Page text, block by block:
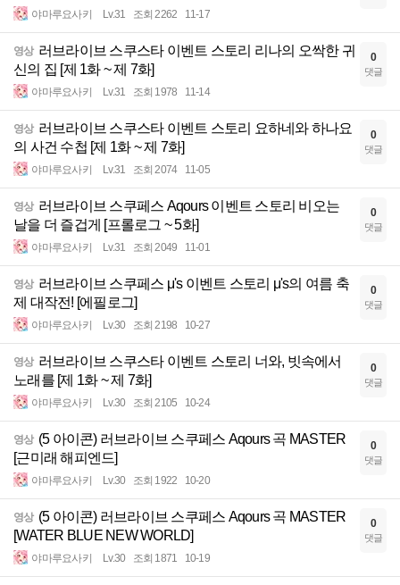
야마루요사키 Lv.31 조회 2262 11-17
영상 러브라이브 스쿠스타 이벤트 스토리 리나의 오싹한 귀
신의 집 [제 1화 ~ 제 7화]
야마루요사키 Lv.31 조회 1978 11-14
0
댓글
영상 러브라이브 스쿠스타 이벤트 스토리 요하네와 하나요
의 사건 수첩 [제 1화 ~ 제 7화]
야마루요사키 Lv.31 조회 2074 11-05
0
댓글
영상 러브라이브 스쿠페스 Aqours 이벤트 스토리 비오는
날을 더 즐겁게 [프롤로그 ~ 5화]
야마루요사키 Lv.31 조회 2049 11-01
0
댓글
영상 러브라이브 스쿠페스 μ's 이벤트 스토리 μ's의 여름 축
제 대작전! [에필로그]
야마루요사키 Lv.30 조회 2198 10-27
0
댓글
영상 러브라이브 스쿠스타 이벤트 스토리 너와, 빗속에서
노래를 [제 1화 ~ 제 7화]
야마루요사키 Lv.30 조회 2105 10-24
0
댓글
영상 (5 아이콘) 러브라이브 스쿠페스 Aqours 곡 MASTER
[근미래 해피엔드]
야마루요사키 Lv.30 조회 1922 10-20
0
댓글
영상 (5 아이콘) 러브라이브 스쿠페스 Aqours 곡 MASTER
[WATER BLUE NEW WORLD]
야마루요사키 Lv.30 조회 1871 10-19
0
댓글